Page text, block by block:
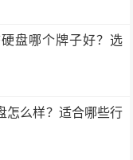
盘哪个牌子好？选
怎么样？适合哪些行